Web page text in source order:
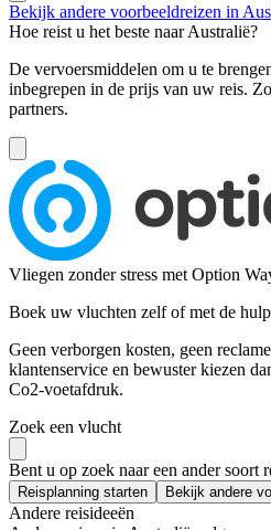
Bekijk andere voorbeeldreizen in
Hoe reist u het beste naar Australië?
De vervoersmiddelen om u te
inbegrepen in de prijs van uw reis.
partners.
Vliegen zonder stress met Option
Boek uw vluchten zelf of met de
Geen verborgen kosten, geen
klantenservice en bewuster kiezen
Co2-voetafdruk.
Zoek een vlucht
Bent u op zoek naar een ander soort
Reisplanning starten Bekijk andere
Andere reisideeën